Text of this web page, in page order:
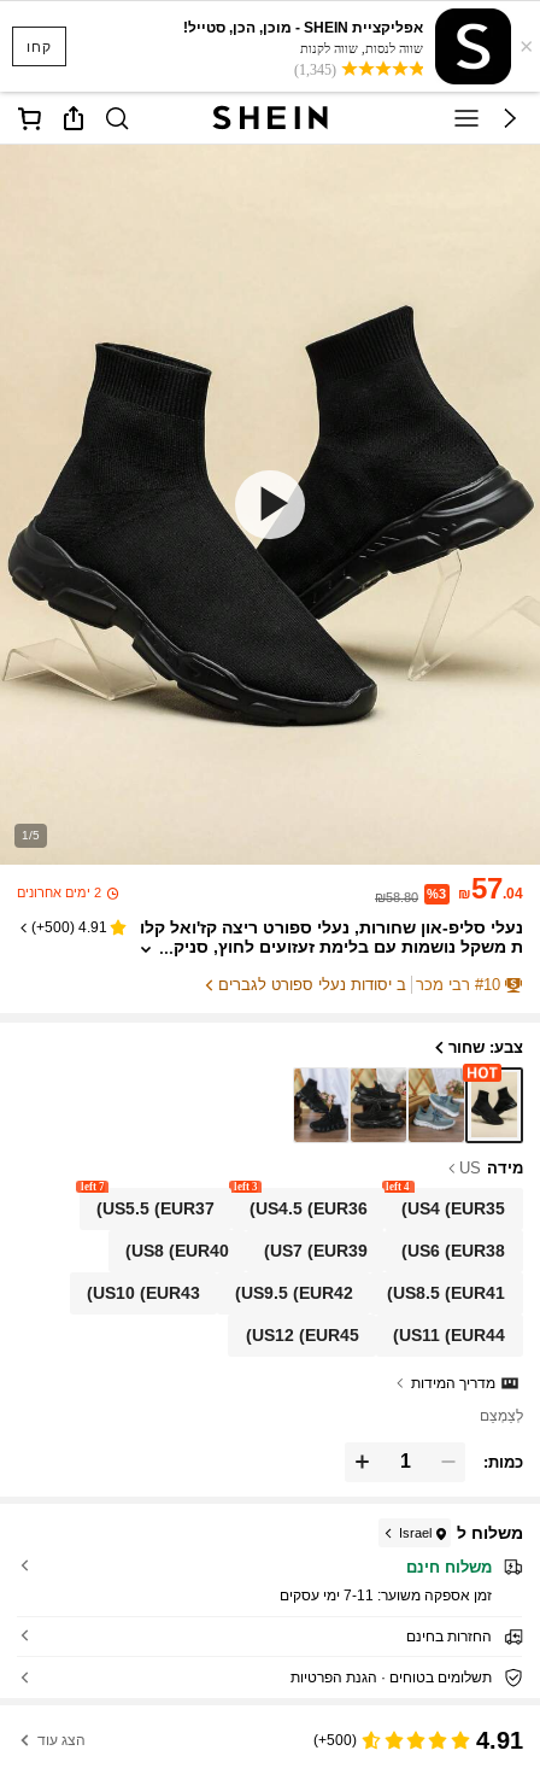
קחו ×
אפליקציית SHEIN - מוכן, הכן, סטייל!
שווה לנסות, שווה לקנות
(1,345)
1/5
₪57.04
%3
₪58.80 2 ימים אחרונים
נעלי סליפ-און שחורות, נעלי ספורט ריצה קז'ואל קלו
ת משקל נושמות עם בלימת זעזועים לחוץ, סניק
4.91
(
500+
)
#10 רבי מכר ב יסודות נעלי ספורט לגברים
צבע: שחור
מידה US
US4 (EUR35)
4 left
US4.5(EUR36)
3 left
US5.5 (EUR37)
7 left
US6 (EUR38)
US7(EUR39)
US8 (EUR40)
US8.5 (EUR41)
US9.5(EUR42)
US10 (EUR43)
US11 (EUR44)
US12(EUR45)
מדריך המידות
לְצַמְצֵם
כמות:
משלוח ל Israel
משלוח חינם
זמן אספקה ​​משוער: 7-11 ימי עסקים
החזרות בחינם
תשלומים בטוחים · הגנת הפרטיות
4.91
(500+) הצג עוד